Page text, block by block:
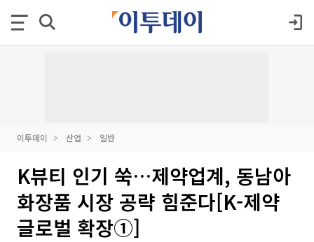
이투데이 산업 일반
K뷰티 인기 쑥…제약업계, 동남아
화장품 시장 공략 힘준다[K-제약
글로벌 확장①]